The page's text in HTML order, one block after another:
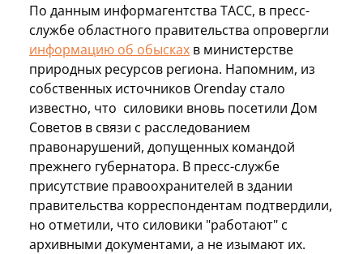
По данным информагентства ТАСС, в пресс-
службе областного правительства опровергли
информацию об обысках в министерстве
природных ресурсов региона. Напомним, из
собственных источников Orenday стало
известно, что силовики вновь посетили Дом
Советов в связи с расследованием
правонарушений, допущенных командой
прежнего губернатора. В пресс-службе
присутствие правоохранителей в здании
правительства корреспондентам подтвердили,
но отметили, что силовики "работают" с
архивными документами, а не изымают их.